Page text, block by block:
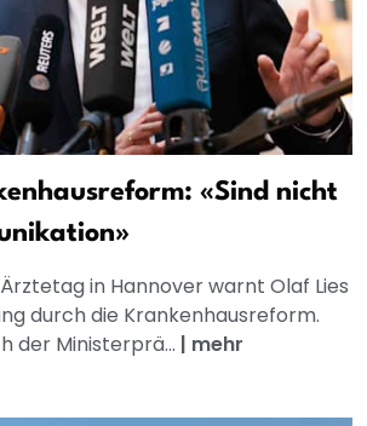
«Sind nicht
in Hannover warnt Olaf Lies
durch die Krankenhausreform.
der Ministerprä... | mehr